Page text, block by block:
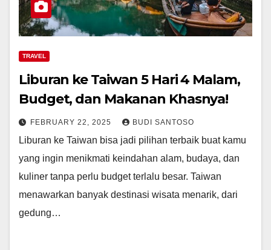
TRAVEL
Liburan ke Taiwan 5 Hari 4 Malam,
Budget, dan Makanan Khasnya!
FEBRUARY 22, 2025 BUDI SANTOSO
Liburan ke Taiwan bisa jadi pilihan terbaik buat kamu
yang ingin menikmati keindahan alam, budaya, dan
kuliner tanpa perlu budget terlalu besar. Taiwan
menawarkan banyak destinasi wisata menarik, dari
gedung…